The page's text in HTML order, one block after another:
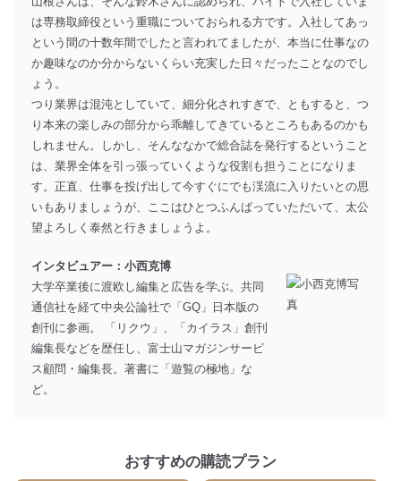
は専務取締役という重職についておられる方です。入社してあっ
という間の十数年間でしたと言われてましたが、本当に仕事なの
か趣味なのか分からないくらい充実した日々だったことなのでし
ょう。
つり業界は混沌としていて、細分化されすぎで、ともすると、つ
り本来の楽しみの部分から乖離してきているところもあるのかも
しれません。しかし、そんななかで総合誌を発行するということ
は、業界全体を引っ張っていくような役割も担うことになりま
す。正直、仕事を投げ出して今すぐにでも渓流に入りたいとの思
いもありましょうが、ここはひとつふんばっていただいて、太公
望よろしく泰然と行きましょうよ。
インタビュアー：小西克博
大学卒業後に渡欧し編集と広告を学ぶ。共同
通信社を経て中央公論社で「GQ」日本版の
創刊に参画。 「リクウ」、「カイラス」創刊
編集長などを歴任し、富士山マガジンサービ
ス顧問・編集長。著書に「遊覧の極地」な
ど。
おすすめの購読プラン